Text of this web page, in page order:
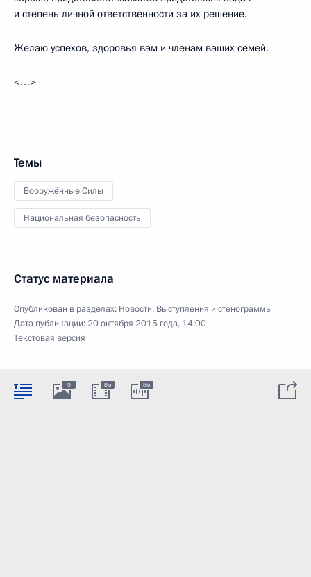
и степень личной ответственности за их решение.
Желаю успехов, здоровья вам и членам ваших семей.
<…>
Темы
Вооружённые Силы
Национальная безопасность
Статус материала
Опубликован в разделах: Новости, Выступления и стенограммы
Дата публикации:20 октября 2015 года, 14:00
Текстовая версия
9 8м 8м